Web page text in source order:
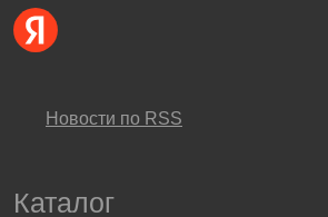
Новости по RSS
Каталог